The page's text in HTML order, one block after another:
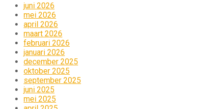
juni 2026
mei 2026
april 2026
maart 2026
februari 2026
januari 2026
december 2025
oktober 2025
september 2025
juni 2025
mei 2025